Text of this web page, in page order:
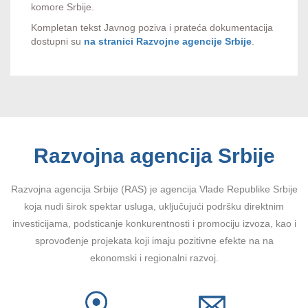
komore Srbije.
Kompletan tekst Javnog poziva i prateća dokumentacija
dostupni su na stranici Razvojne agencije Srbije
Razvojna agencija Srbije
Razvojna agencija Srbije (RAS) je agencija Vlade Republike Srbije
koja nudi širok spektar usluga, uključujući podršku direktnim
investicijama, podsticanje konkurentnosti i promociju izvoza, kao i
sprovođenje projekata koji imaju pozitivne efekte na na
ekonomski i regionalni razvoj.